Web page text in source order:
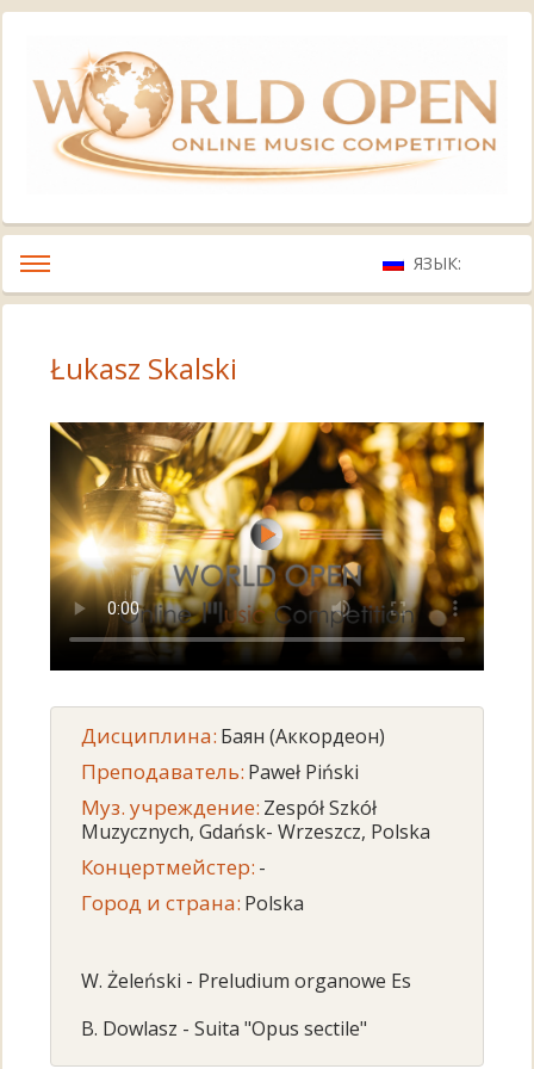
ЯЗЫК:
Łukasz Skalski
Дисциплина: Баян (Аккордеон)
Преподаватель: Paweł Piński
Муз. учреждение: Zespół Szkół
Muzycznych, Gdańsk- Wrzeszcz, Polska
Концертмейстер: -
Город и страна: Polska
W. Żeleński - Preludium organowe Es
B. Dowlasz - Suita "Opus sectile"